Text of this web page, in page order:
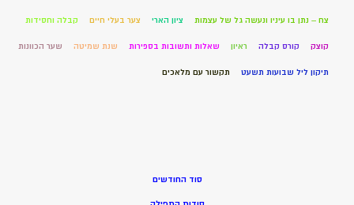
צח – נתן בו עיניו ונעשה גל של עצמות ציון הארי צער בעלי חיים קבלה וחסידות
קוצק קורס קבלה ראיון שאלות ותשובות בספירות שנת שמיטה שער הכוונות
תיקון ליל שבועות תשעט תקשור עם מלאכים
סוד החודשים